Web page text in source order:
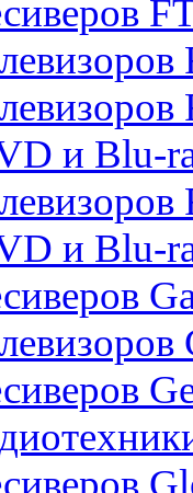
и Blu-
и Blu-